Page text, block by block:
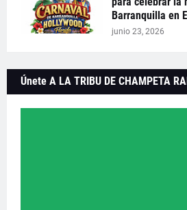
Barranquilla en
junio 23, 2026
Únete A LA TRIBU DE CHAMPETA